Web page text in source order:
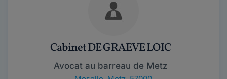
Cabinet DE GRAEVE LOIC
Avocat au barreau de Metz